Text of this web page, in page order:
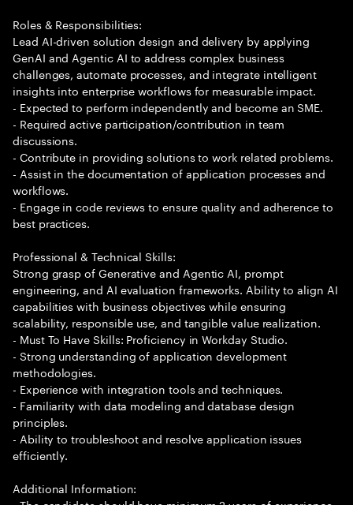
Roles & Responsibilities:
Lead AI-driven solution design and delivery by applying
GenAI and Agentic AI to address complex business
challenges, automate processes, and integrate intelligent
insights into enterprise workflows for measurable impact.
- Expected to perform independently and become an SME.
- Required active participation/contribution in team
discussions.
- Contribute in providing solutions to work related problems.
- Assist in the documentation of application processes and
workflows.
- Engage in code reviews to ensure quality and adherence to
best practices.
Professional & Technical Skills:
Strong grasp of Generative and Agentic AI, prompt
engineering, and AI evaluation frameworks. Ability to align AI
capabilities with business objectives while ensuring
scalability, responsible use, and tangible value realization.
- Must To Have Skills: Proficiency in Workday Studio.
- Strong understanding of application development
methodologies.
- Experience with integration tools and techniques.
- Familiarity with data modeling and database design
principles.
- Ability to troubleshoot and resolve application issues
efficiently.
Additional Information: